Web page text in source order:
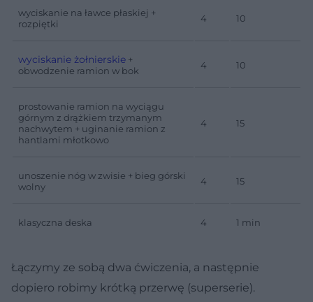
wyciskanie na ławce płaskiej +
rozpiętki
4 10
wyciskanie żołnierskie +
obwodzenie ramion w bok
4 10
prostowanie ramion na wyciągu
górnym z drążkiem trzymanym
nachwytem + uginanie ramion z
hantlami młotkowo
4 15
unoszenie nóg w zwisie + bieg górski
wolny
4 15
klasyczna deska 4 1 min
Łączymy ze sobą dwa ćwiczenia, a następnie
dopiero robimy krótką przerwę (superserie).